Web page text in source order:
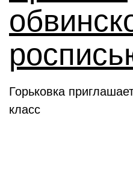
Горьковка
класс